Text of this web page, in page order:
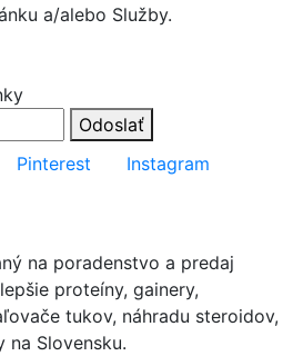
a/alebo Služby.
Odoslať
Pinterest Instagram
na poradenstvo a predaj
proteíny, gainery,
tukov, náhradu steroidov,
na Slovensku.